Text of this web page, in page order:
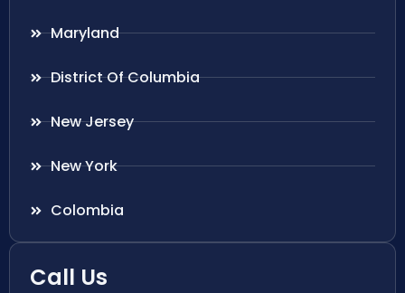
Maryland
District Of Columbia
New Jersey
New York
Colombia
Call Us